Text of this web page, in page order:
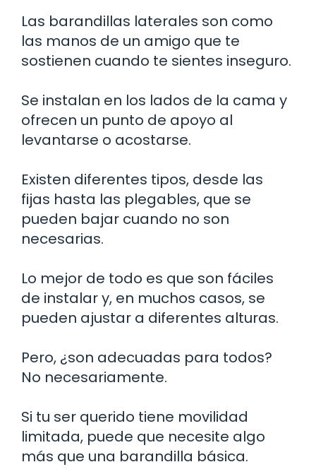
Las barandillas laterales son como
las manos de un amigo que te
sostienen cuando te sientes inseguro.
Se instalan en los lados de la cama y
ofrecen un punto de apoyo al
levantarse o acostarse.
Existen diferentes tipos, desde las
fijas hasta las plegables, que se
pueden bajar cuando no son
necesarias.
Lo mejor de todo es que son fáciles
de instalar y, en muchos casos, se
pueden ajustar a diferentes alturas.
Pero, ¿son adecuadas para todos?
No necesariamente.
Si tu ser querido tiene movilidad
limitada, puede que necesite algo
más que una barandilla básica.